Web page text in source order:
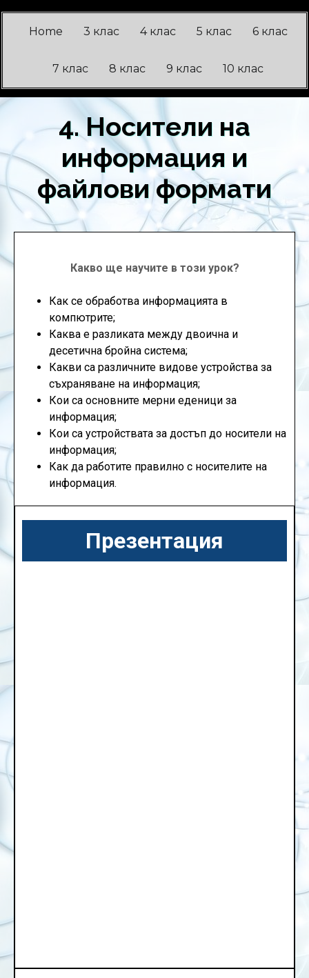
Home 3 клас 4 клас 5 клас 6 клас
7 клас 8 клас 9 клас 10 клас
4. Носители на
информация и
файлови формати
Какво ще научите в този урок?
Как се обработва информацията в
компютрите;
Каква е разликата между двоична и
десетична бройна система;
Какви са различните видове устройства за
съхраняване на информация;
Кои са основните мерни еденици за
информация;
Кои са устройствата за достъп до носители на
информация;
Как да работите правилно с носителите на
информация.
Презентация